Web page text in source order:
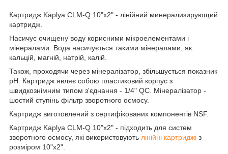
Картридж Kaplya CLM-Q 10"х2" - лінійний минерализирующий
картридж.
Насичує очищену воду корисними мікроелементами і
мінералами. Вода насичується такими мінералами, як:
кальцій, магній, натрій, калій.
Також, проходячи через мінералізатор, збільшується показник
pH. Картридж являє собою пластиковий корпус з
швидкознімним типом з'єднання - 1/4" QC. Мінералізатор -
шостий ступінь фільтр зворотного осмосу.
Картридж виготовлений з сертифікованих компонентів NSF.
Картридж Kaplya CLM-Q 10"х2" - підходить для систем
зворотного осмосу, які використовують лінійні картриджі з
розміром 10"х2".